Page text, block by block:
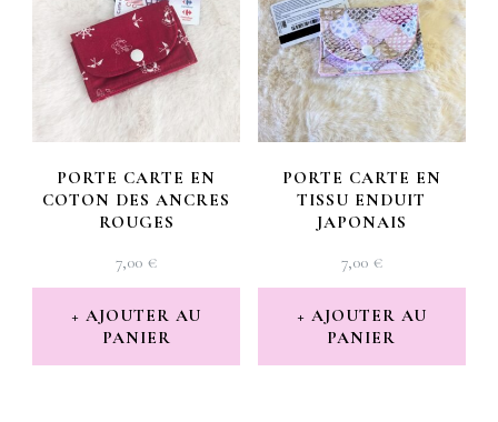
PORTE CARTE EN
COTON DES ANCRES
ROUGES
7,00 €
AJOUTER AU
PANIER
PORTE CARTE EN
TISSU ENDUIT
JAPONAIS
7,00 €
AJOUTER AU
PANIER